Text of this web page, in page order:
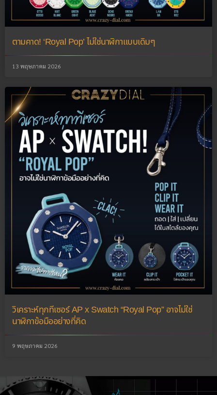
ตามคาด! ‘Royal Pop’ ไม่ใช่นาฬิกาแบบเดิมๆ
13 พฤษภาคม 2026
วิเคราะห์ทุกทีเซอร์ AP x Swatch “Royal Pop” อาจไม่ใช่
นาฬิกาข้อมืออย่างที่คิด
9 พฤษภาคม 2026